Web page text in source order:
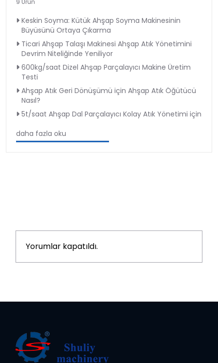
9 Ürün
Keskin Soyma: Kütük Ahşap Soyma Makinesinin
Büyüsünü Ortaya Çıkarma
Ticari Ahşap Talaşı Makinesi Ahşap Atık Yönetimini
Devrim Niteliğinde Yeniliyor
600kg/saat Dizel Ahşap Parçalayıcı Makine Üretim
Testi
Ahşap Atık Geri Dönüşümü için Ahşap Atık Öğütücü
Nasıl?
5t/saat Ahşap Dal Parçalayıcı Kolay Atık Yönetimi için
daha fazla oku
Yorumlar kapatıldı.